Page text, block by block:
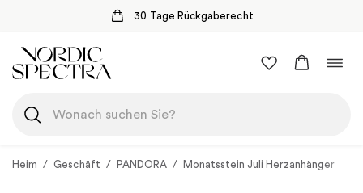
30 Tage Rückgaberecht
Inhalt
springen
Heim / Geschäft / PANDORA / Monatsstein Juli Herzanhänger